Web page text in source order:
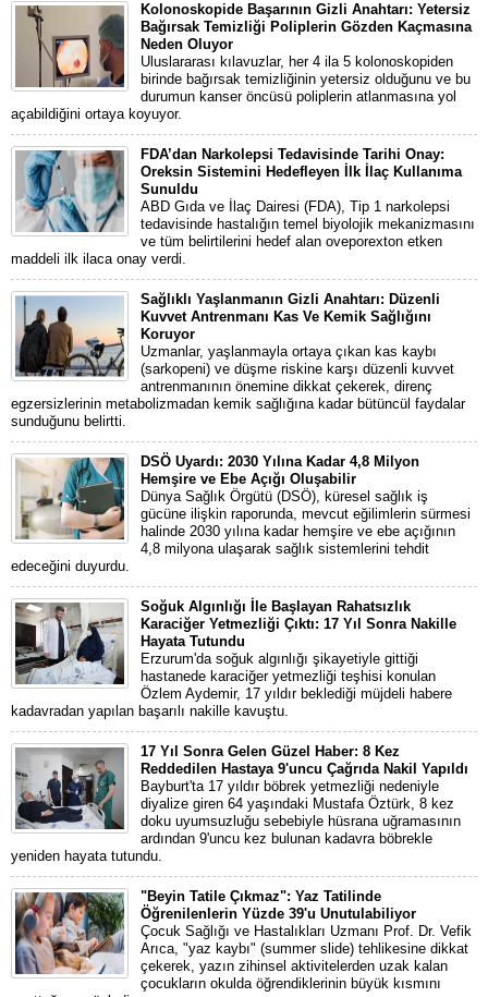
Kolonoskopide Başarının Gizli Anahtarı: Yetersiz
Bağırsak Temizliği Poliplerin Gözden Kaçmasına
Neden Oluyor
Uluslararası kılavuzlar, her 4 ila 5 kolonoskopiden
birinde bağırsak temizliğinin yetersiz olduğunu ve bu
durumun kanser öncüsü poliplerin atlanmasına yol
açabildiğini ortaya koyuyor.
FDA’dan Narkolepsi Tedavisinde Tarihi Onay:
Oreksin Sistemini Hedefleyen İlk İlaç Kullanıma
Sunuldu
ABD Gıda ve İlaç Dairesi (FDA), Tip 1 narkolepsi
tedavisinde hastalığın temel biyolojik mekanizmasını
ve tüm belirtilerini hedef alan oveporexton etken
maddeli ilk ilaca onay verdi.
Sağlıklı Yaşlanmanın Gizli Anahtarı: Düzenli
Kuvvet Antrenmanı Kas Ve Kemik Sağlığını
Koruyor
Uzmanlar, yaşlanmayla ortaya çıkan kas kaybı
(sarkopeni) ve düşme riskine karşı düzenli kuvvet
antrenmanının önemine dikkat çekerek, direnç
egzersizlerinin metabolizmadan kemik sağlığına kadar bütüncül faydalar
sunduğunu belirtti.
DSÖ Uyardı: 2030 Yılına Kadar 4,8 Milyon
Hemşire ve Ebe Açığı Oluşabilir
Dünya Sağlık Örgütü (DSÖ), küresel sağlık iş
gücüne ilişkin raporunda, mevcut eğilimlerin sürmesi
halinde 2030 yılına kadar hemşire ve ebe açığının
4,8 milyona ulaşarak sağlık sistemlerini tehdit
edeceğini duyurdu.
Soğuk Algınlığı İle Başlayan Rahatsızlık
Karaciğer Yetmezliği Çıktı: 17 Yıl Sonra Nakille
Hayata Tutundu
Erzurum'da soğuk algınlığı şikayetiyle gittiği
hastanede karaciğer yetmezliği teşhisi konulan
Özlem Aydemir, 17 yıldır beklediği müjdeli habere
kadavradan yapılan başarılı nakille kavuştu.
17 Yıl Sonra Gelen Güzel Haber: 8 Kez
Reddedilen Hastaya 9'uncu Çağrıda Nakil Yapıldı
Bayburt'ta 17 yıldır böbrek yetmezliği nedeniyle
diyalize giren 64 yaşındaki Mustafa Öztürk, 8 kez
doku uyumsuzluğu sebebiyle hüsrana uğramasının
ardından 9'uncu kez bulunan kadavra böbrekle
yeniden hayata tutundu.
"Beyin Tatile Çıkmaz": Yaz Tatilinde
Öğrenilenlerin Yüzde 39'u Unutulabiliyor
Çocuk Sağlığı ve Hastalıkları Uzmanı Prof. Dr. Vefik
Arıca, "yaz kaybı" (summer slide) tehlikesine dikkat
çekerek, yazın zihinsel aktivitelerden uzak kalan
çocukların okulda öğrendiklerinin büyük kısmını